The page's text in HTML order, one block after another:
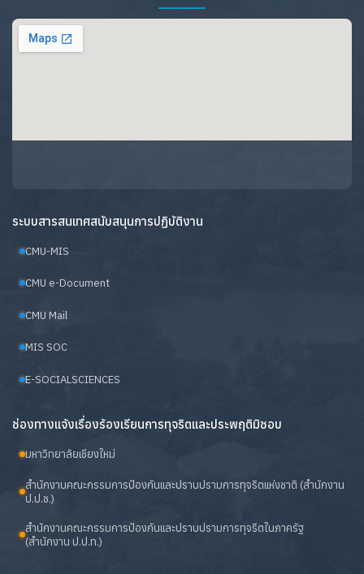
ระบบสารสนเทศสนับสนุนการปฏิบัติงาน
CMU-MIS
CMU e-Document
CMU Mail
MIS SOC
E-SOCIALSCIENCES
ช่องทางแจ้งเรื่องร้องเรียนการทุจริตและประพฤติมิชอบ
มหาวิทยาลัยเชียงใหม่
สำนักงานคณะกรรมการป้องกันและปราบปรามการทุจริตแห่งชาติ (สำนักงาน
ป.ป.ช.)
สำนักงานคณะกรรมการป้องกันและปราบปรามการทุจริตในภาครัฐ
(สำนักงาน ป.ป.ท.)